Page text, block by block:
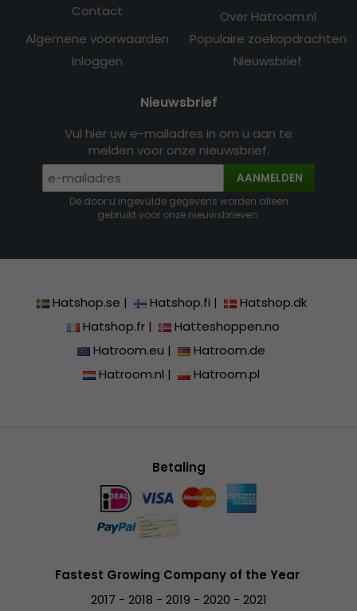
Contact
Algemene voorwaarden
Inloggen
Over Hatroom.nl
Populaire zoekopdrachten
Nieuwsbrief
Nieuwsbrief
Vul hier uw e-mailadres in om u aan te
melden voor onze nieuwsbrief.
AANMELDEN
De door u ingevulde gegevens worden alleen
gebruikt voor onze nieuwsbrieven.
Hatshop.se | Hatshop.fi |
Hatshop.dk
Hatshop.fr|
Hatteshoppen.no
Hatroom.eu |
Hatroom.de
Hatroom.nl | Hatroom.pl
Betaling
Fastest Growing Company of the Year
2017 - 2018 - 2019 - 2020 - 2021